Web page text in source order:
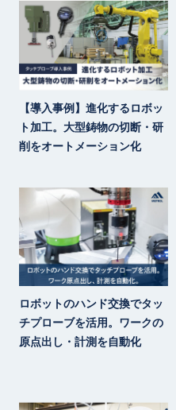
【導入事例】進化するロボッ
ト加工。大型鋳物の切断・研
削をオートメーション化
ロボットのハンド交換でタッ
チプローブを活用。ワークの
原点出し・計測を自動化